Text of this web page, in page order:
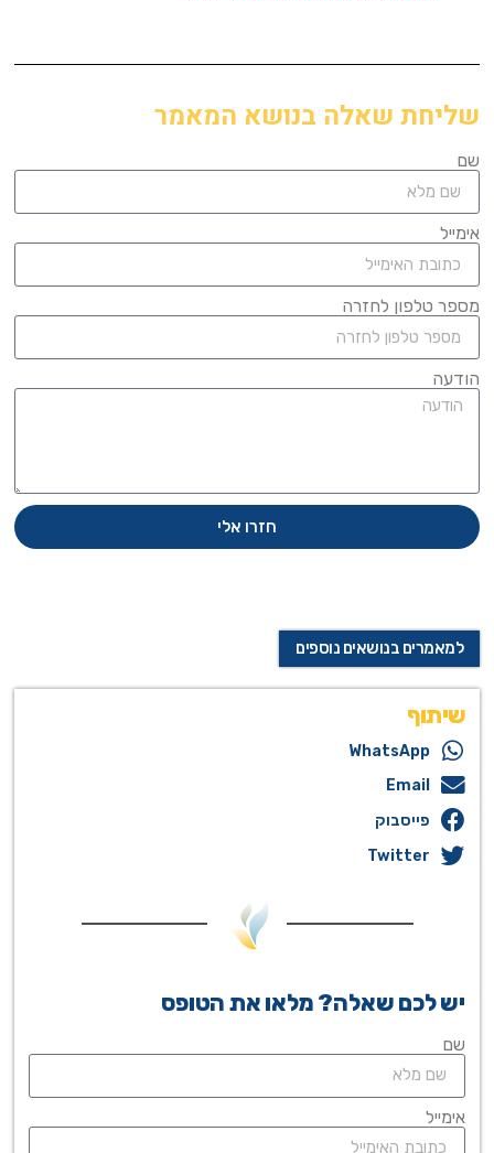
שליחת שאלה בנושא המאמר
שם
אימייל
מספר טלפון לחזרה
הודעה
חזרו אלי
למאמרים בנושאים נוספים
שיתוף
WhatsApp
Email
פייסבוק
Twitter
יש לכם שאלה? מלאו את הטופס
שם
אימייל